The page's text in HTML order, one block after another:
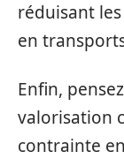
réduisant
en
Enfin,
valorisation
contrainte